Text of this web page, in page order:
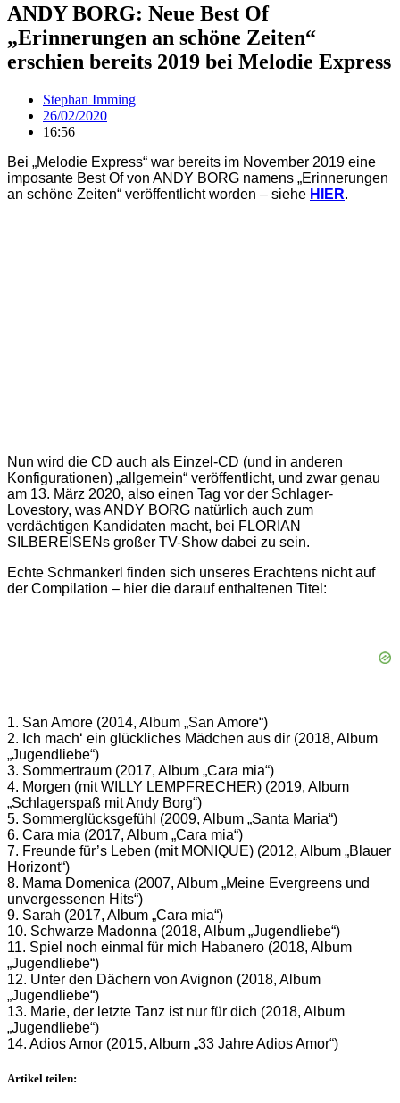
ANDY BORG: Neue Best Of
„Erinnerungen an schöne Zeiten“
erschien bereits 2019 bei Melodie Express
Stephan Imming
26/02/2020
16:56
Bei „Melodie Express“ war bereits im November 2019 eine
imposante Best Of von ANDY BORG namens „Erinnerungen
an schöne Zeiten“ veröffentlicht worden – siehe HIER.
Nun wird die CD auch als Einzel-CD (und in anderen
Konfigurationen) „allgemein“ veröffentlicht, und zwar genau
am 13. März 2020, also einen Tag vor der Schlager-
Lovestory, was ANDY BORG natürlich auch zum
verdächtigen Kandidaten macht, bei FLORIAN
SILBEREISENs großer TV-Show dabei zu sein.
Echte Schmankerl finden sich unseres Erachtens nicht auf
der Compilation – hier die darauf enthaltenen Titel:
1. San Amore (2014, Album „San Amore“)
2. Ich mach‘ ein glückliches Mädchen aus dir (2018, Album
„Jugendliebe“)
3. Sommertraum (2017, Album „Cara mia“)
4. Morgen (mit WILLY LEMPFRECHER) (2019, Album
„Schlagerspaß mit Andy Borg“)
5. Sommerglücksgefühl (2009, Album „Santa Maria“)
6. Cara mia (2017, Album „Cara mia“)
7. Freunde für’s Leben (mit MONIQUE) (2012, Album „Blauer
Horizont“)
8. Mama Domenica (2007, Album „Meine Evergreens und
unvergessenen Hits“)
9. Sarah (2017, Album „Cara mia“)
10. Schwarze Madonna (2018, Album „Jugendliebe“)
11. Spiel noch einmal für mich Habanero (2018, Album
„Jugendliebe“)
12. Unter den Dächern von Avignon (2018, Album
„Jugendliebe“)
13. Marie, der letzte Tanz ist nur für dich (2018, Album
„Jugendliebe“)
14. Adios Amor (2015, Album „33 Jahre Adios Amor“)
Artikel teilen: